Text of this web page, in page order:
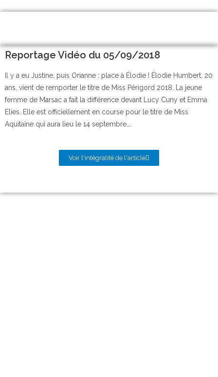
Reportage Vidéo du 05/09/2018
Il y a eu Justine, puis Orianne : place à Élodie ! Élodie Humbert, 20
ans, vient de remporter le titre de Miss Périgord 2018. La jeune
femme de Marsac a fait la différence devant Lucy Cuny et Emma
Elies. Elle est officiellement en course pour le titre de Miss
Aquitaine qui aura lieu le 14 septembre….
Voir l'intégralité de l'article